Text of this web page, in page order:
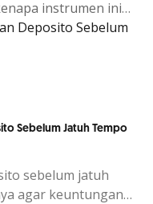
instrumen ini
Sebelum Jatuh Tempo
sebelum jatuh
agar keuntungan